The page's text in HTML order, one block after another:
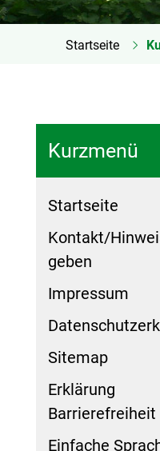
Startseite
Kurzmenü
Startseite
Kontakt/
geben
Impressum
Sitemap
Erklärung
Barrierefreiheit
Einfache